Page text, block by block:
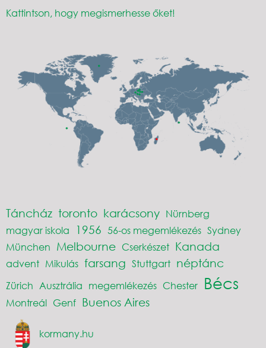
Kattintson, hogy megismerhesse őket!
Táncház toronto karácsony Nürnberg
magyar iskola
1956 56-os megemlékezés Sydney
München Melbourne Cserkészet Kanada
advent Mikulás farsang Stuttgart néptánc
Zürich Ausztrália megemlékezés Chester Bécs
Montreál Genf Buenos Aires
kormany.hu